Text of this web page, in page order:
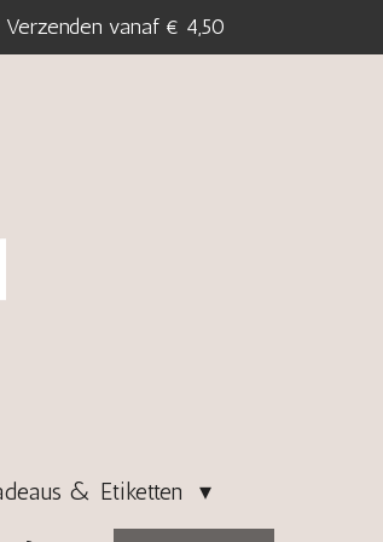
Verzenden vanaf € 4,50
& Etiketten